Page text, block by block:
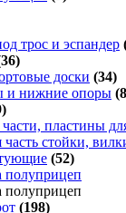
трос и эспандер
доски (34)
и нижние опоры
пластины
часть стойки,
(52)
полуприцеп
полуприцеп
(198)